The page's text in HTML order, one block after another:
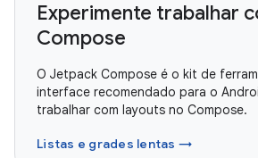
Experimente trabalhar
Compose
O Jetpack Compose é o kit de
interface recomendado para o
trabalhar com layouts no Compose.
Listas e grades lentas →